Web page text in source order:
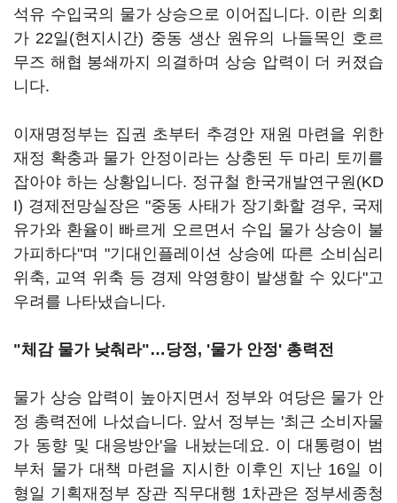
석유 수입국의 물가 상승으로 이어집니다. 이란 의회
가 22일(현지시간) 중동 생산 원유의 나들목인 호르
무즈 해협 봉쇄까지 의결하며 상승 압력이 더 커졌습
니다.
이재명정부는 집권 초부터 추경안 재원 마련을 위한
재정 확충과 물가 안정이라는 상충된 두 마리 토끼를
잡아야 하는 상황입니다. 정규철 한국개발연구원(KD
I) 경제전망실장은 "중동 사태가 장기화할 경우, 국제
유가와 환율이 빠르게 오르면서 수입 물가 상승이 불
가피하다"며 "기대인플레이션 상승에 따른 소비심리
위축, 교역 위축 등 경제 악영향이 발생할 수 있다"고
우려를 나타냈습니다.
"체감 물가 낮춰라"…당정, '물가 안정' 총력전
물가 상승 압력이 높아지면서 정부와 여당은 물가 안
정 총력전에 나섰습니다. 앞서 정부는 '최근 소비자물
가 동향 및 대응방안'을 내놨는데요. 이 대통령이 범
부처 물가 대책 마련을 지시한 이후인 지난 16일 이
형일 기획재정부 장관 직무대행 1차관은 정부세종청